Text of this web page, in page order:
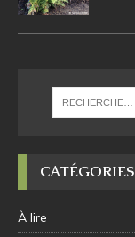
CATÉGORIES
À lire